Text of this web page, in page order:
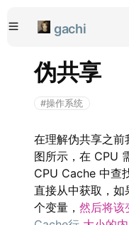
gachi
伪共享
#操作系统
在理解伪共享之前
图所示，在 CPU
CPU Cache 中查
直接从中获取，
个变量， 然后将该